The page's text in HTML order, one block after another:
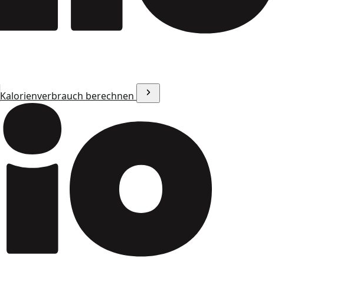
Kalorienverbrauch berechnen